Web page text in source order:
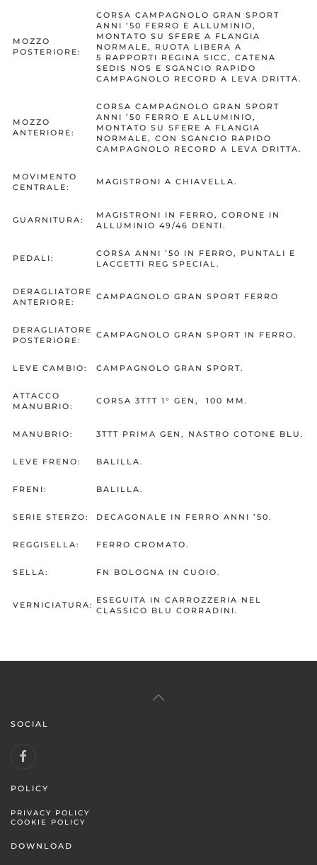
MOZZO
POSTERIORE:
CORSA CAMPAGNOLO GRAN SPORT
ANNI ’50 FERRO E ALLUMINIO,
MONTATO SU SFERE A FLANGIA
NORMALE, RUOTA LIBERA A
5 RAPPORTI REGINA SICC, CATENA
SEDIS NOS E SGANCIO RAPIDO
CAMPAGNOLO RECORD A LEVA DRITTA.
MOZZO
ANTERIORE:
CORSA CAMPAGNOLO GRAN SPORT
ANNI ’50 FERRO E ALLUMINIO,
MONTATO SU SFERE A FLANGIA
NORMALE, CON SGANCIO RAPIDO
CAMPAGNOLO RECORD A LEVA DRITTA.
MOVIMENTO
CENTRALE:
MAGISTRONI A CHIAVELLA.
GUARNITURA:
MAGISTRONI IN FERRO, CORONE IN
ALLUMINIO 49/46 DENTI.
PEDALI:
CORSA ANNI ’50 IN FERRO, PUNTALI E
LACCETTI REG SPECIAL.
DERAGLIATORE
ANTERIORE:
CAMPAGNOLO GRAN SPORT FERRO
DERAGLIATORE
POSTERIORE:
CAMPAGNOLO GRAN SPORT IN FERRO.
LEVE CAMBIO: CAMPAGNOLO GRAN SPORT.
ATTACCO
MANUBRIO:
CORSA 3TTT 1° GEN, 100 MM.
MANUBRIO: 3TTT PRIMA GEN, NASTRO COTONE BLU.
LEVE FRENO: BALILLA.
FRENI: BALILLA.
SERIE STERZO: DECAGONALE IN FERRO ANNI ’50.
REGGISELLA: FERRO CROMATO.
SELLA: FN BOLOGNA IN CUOIO.
VERNICIATURA: ESEGUITA IN CARROZZERIA NEL
CLASSICO BLU CORRADINI.
SOCIAL
POLICY
PRIVACY POLICY
COOKIE POLICY
DOWNLOAD